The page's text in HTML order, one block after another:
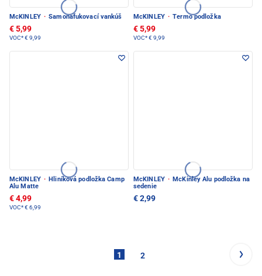
McKINLEY · Samonafukovací vankúš
€ 5,99
VOC*€ 9,99
McKINLEY · Termo podložka
€ 5,99
VOC*€ 9,99
McKINLEY · Hliníková podložka Camp
Alu Matte
€ 4,99
VOC*€ 6,99
McKINLEY · McKinley Alu podložka na
sedenie
€ 2,99
1 2